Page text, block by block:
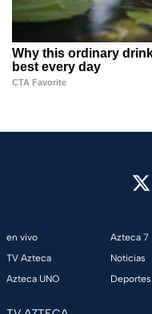
en vivo
TV Azteca
Azteca UNO
Azteca 7
Noticias
Deportes